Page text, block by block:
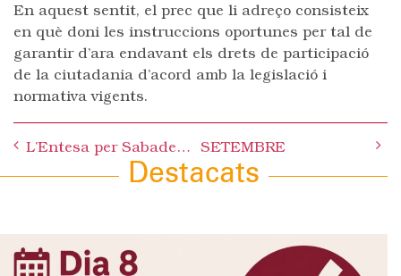
En aquest sentit, el prec que li adreço consisteix
en què doni les instruccions oportunes per tal de
garantir d’ara endavant els drets de participació
de la ciutadania d’acord amb la legislació i
normativa vigents.
navigation
L’Entesa per Sabadell porta al ple municipal la petició d’enderroc immediat dels blocs de pisos abandonats dels Merinals SETEMBRE
Destacats